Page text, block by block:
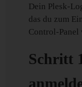
Dein Plesk-
das du zum
Control-Panel
Schritt